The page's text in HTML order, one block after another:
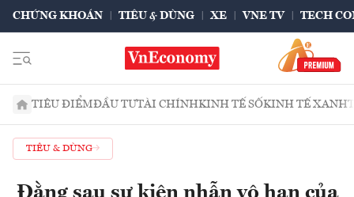
CHỨNG KHOÁN TIÊU & DÙNG XE VNE TV TECH
TIÊU ĐIỂMĐẦU TƯTÀI CHÍNHKINH TẾ SỐKINH TẾ XANH
TIÊU & DÙNG